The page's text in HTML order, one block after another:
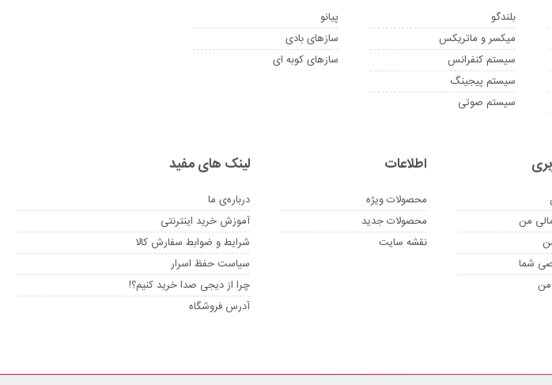
بلندگو
میکسر و ماتریکس
سیستم کنفرانس
سیستم پیجینگ
سیستم صوتی
پیانو
سازهای بادی
سازهای کوبه ای
من
شما
اطلاعات
محصولات ویژه
محصولات جدید
نقشه سایت
لینک های مفید
درباره‌ی ما
آموزش خرید اینترنتی
شرایط و ضوابط سفارش کالا
سیاست حفظ اسرار
چرا از دیجی صدا خرید کنیم؟!
آدرس فروشگاه